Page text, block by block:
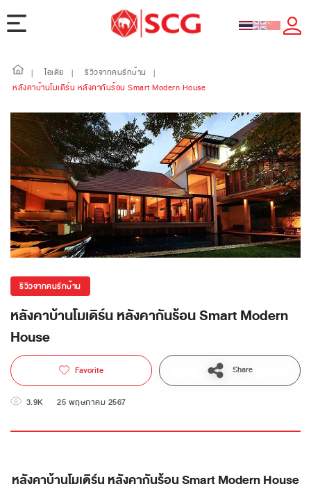
| ไอเดีย | รีวิวจากคนรักบ้าน
|
หลังคาบ้านโมเดิร์น หลังคากันร้อน Smart Modern House
รีวิวจากคนรักบ้าน
หลังคาบ้านโมเดิร์น หลังคากันร้อน Smart Modern
House
Favorite Share
3.9K 25 พฤษภาคม 2567
หลังคาบ้านโมเดิร์น หลังคากันร้อน Smart Modern House